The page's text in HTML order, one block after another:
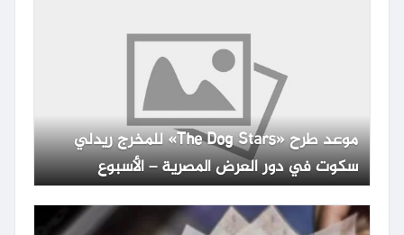
موعد طرح «The Dog Stars» للمخرج ريدلي
سكوت في دور العرض المصرية – الأسبوع